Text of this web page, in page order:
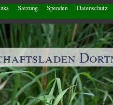
Satzung Spenden Datenschutz